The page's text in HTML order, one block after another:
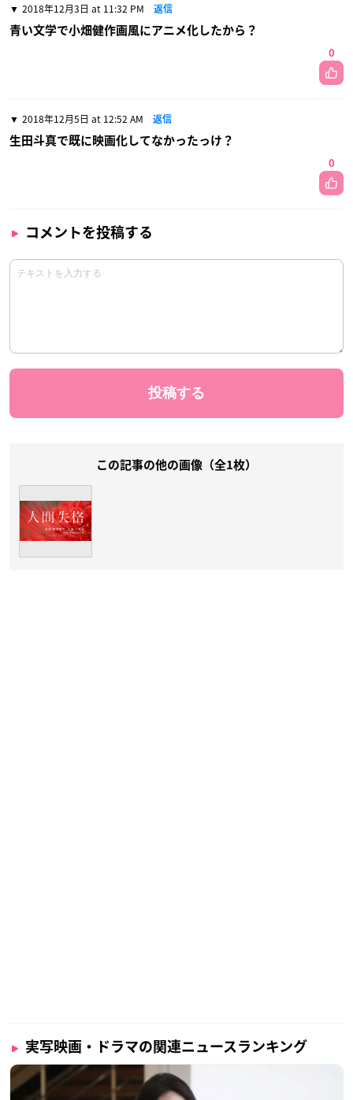
2018年12月3日 at 11:32 PM 返信
青い文学で小畑健作画風にアニメ化したから？
0
2018年12月5日 at 12:52 AM 返信
生田斗真で既に映画化してなかったっけ？
0
コメントを投稿する
この記事の他の画像（全1枚）
実写映画・ドラマの関連ニュースランキング